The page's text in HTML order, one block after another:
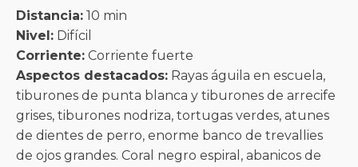
Distancia: 10 min
Nivel: Difícil
Corriente: Corriente fuerte
Aspectos destacados: Rayas águila en escuela,
tiburones de punta blanca y tiburones de arrecife
grises, tiburones nodriza, tortugas verdes, atunes
de dientes de perro, enorme banco de trevallies
de ojos grandes. Coral negro espiral, abanicos de